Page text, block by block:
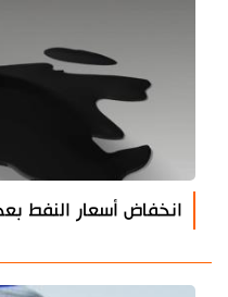
انخفاض أسعار النفط